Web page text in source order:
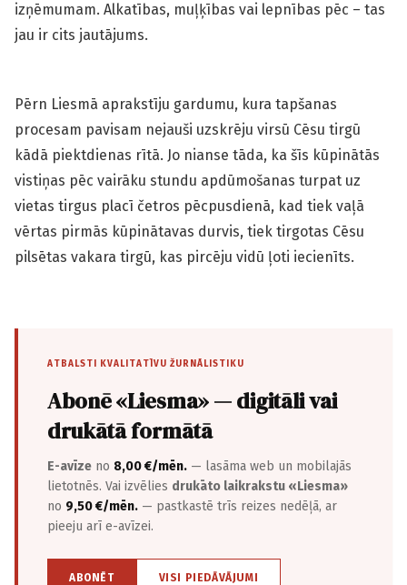
izņēmumam. Alkatības, muļķības vai lepnības pēc – tas
jau ir cits jautājums.
Pērn Liesmā aprakstīju gardumu, kura tapšanas
procesam pavisam nejauši uzskrēju virsū Cēsu tirgū
kādā piektdienas rītā. Jo nianse tāda, ka šīs kūpinātās
vistiņas pēc vairāku stundu apdūmošanas turpat uz
vietas tirgus placī četros pēcpusdienā, kad tiek vaļā
vērtas pirmās kūpinātavas durvis, tiek tirgotas Cēsu
pilsētas vakara tirgū, kas pircēju vidū ļoti iecienīts.
ATBALSTI KVALITATĪVU ŽURNĀLISTIKU
Abonē «Liesma» — digitāli vai
drukātā formātā
E-avīze no 8,00 €/mēn. — lasāma web un mobilajās
lietotnēs. Vai izvēlies drukāto laikrakstu «Liesma»
no 9,50 €/mēn. — pastkastē trīs reizes nedēļā, ar
pieeju arī e-avīzei.
ABONĒT VISI PIEDĀVĀJUMI